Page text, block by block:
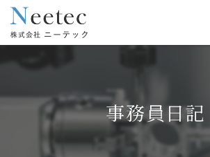
事務員日記